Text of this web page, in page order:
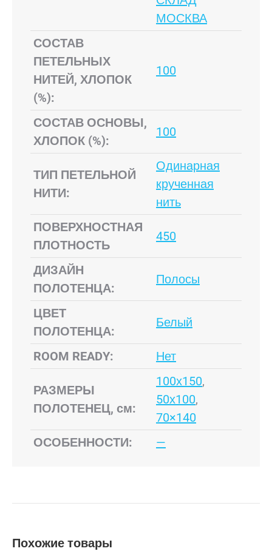
МОСКВА
СОСТАВ
ПЕТЕЛЬНЫХ
НИТЕЙ, ХЛОПОК
(%):
100
СОСТАВ ОСНОВЫ,
ХЛОПОК (%):
100
ТИП ПЕТЕЛЬНОЙ
НИТИ:
Одинарная
крученная
нить
ПОВЕРХНОСТНАЯ
ПЛОТНОСТЬ
450
ДИЗАЙН
ПОЛОТЕНЦА:
Полосы
ЦВЕТ
ПОЛОТЕНЦА:
Белый
ROOM READY: Нет
РАЗМЕРЫ
ПОЛОТЕНЕЦ, см:
100х150,
50х100,
70×140
ОСОБЕННОСТИ:
—
Похожие товары